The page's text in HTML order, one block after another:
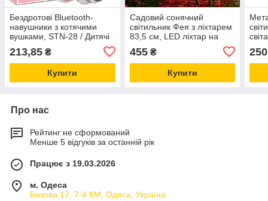
Бездротові Bluetooth-
навушники з котячими
вушками, STN-28 / Дитячі
навушники з підсвіткою та
мікрофон
213,85 ₴
Купити
Садовий сонячний
світильник Фея з ліхтарем
83,5 см, LED ліхтар на
сонячній батареї IP54 для
саду та подвір’я
455₴
Купити
Про нас
Рейтинг не сформований
Менше 5 відгуків за останній рік
Працює з 19.03.2026
м. Одеса
Базова 17, 7-й КМ, Одеса, Україна